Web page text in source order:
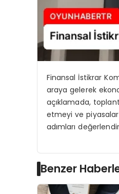
Finansal İstikrar
araya gelerek
açıklamada,
etmeyi ve
adımları
Benzer